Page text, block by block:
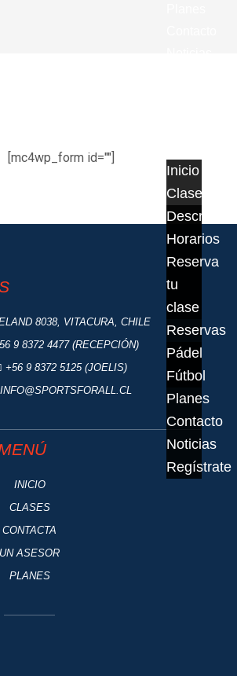
Inicio
Clases
Horarios
Reserva
tu
clase
Reservas
Pádel
Fútbol
Planes
Contacto
Noticias
Regístrate
[mc4wp_form id=""]
8038, VITACURA, CHILE
9 8372 4477 (RECEPCIÓN)
+56 9 8372 5125 (JOELIS)
INFO@SPORTSFORALL.CL
INICIO
CLASES
CONTACTA
UN ASESOR
PLANES